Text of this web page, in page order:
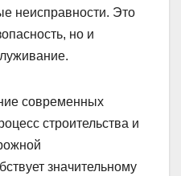
неисправности. Это
но и
современных
строительства и
значительному